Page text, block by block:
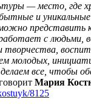
— место, где
и
представить
с людьми,
молодых,
все, чтобы
Мария
8125